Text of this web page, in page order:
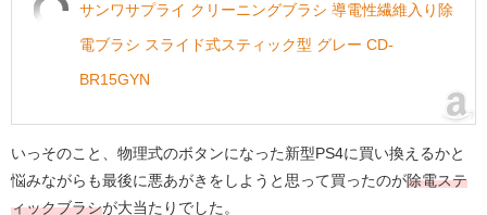
サンワサプライ クリーニングブラシ 導電性繊維入り除
電ブラシ スライド式スティック型 グレー CD-
BR15GYN
いっそのこと、物理式のボタンになった新型PS4に買い換えるかと
悩みながらも最後に悪あがきをしようと思って買ったのが除電ステ
ィックブラシが大当たりでした。